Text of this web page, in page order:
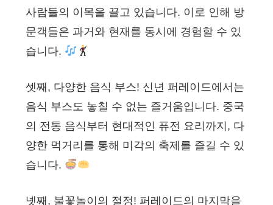
사람들의 이목을 끌고 있습니다. 이로 인해 방
문객들은 과거와 현재를 동시에 경험할 수 있
습니다.
셋째, 다양한 음식 부스! 신년 퍼레이드에서는
음식 부스도 놓칠 수 없는 즐거움입니다. 중국
의 전통 음식부터 현대적인 퓨전 요리까지, 다
양한 먹거리를 통해 미각의 축제를 즐길 수 있
습니다.
넷째, 불꽃놀이의 절정! 퍼레이드의 마지막을